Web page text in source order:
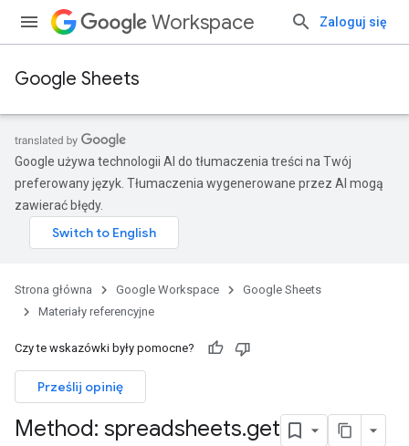
Workspace Zaloguj się
Google Sheets
Google używa technologii AI do tłumaczenia treści na Twój
preferowany język. Tłumaczenia wygenerowane przez AI mogą
zawierać błędy.
Strona główna Google Workspace
Google Sheets
Materiały referencyjne
Czy te wskazówki były pomocne?
Prześlij opinię
Method: spreadsheets.get